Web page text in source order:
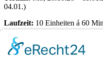
04.01.)
Laufzeit: 10 Einheiten á 60
Ort:
Kosten pro Teilnehmerin: